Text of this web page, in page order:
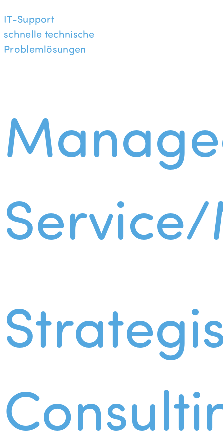
IT-Support
schnelle technische
Problemlösungen